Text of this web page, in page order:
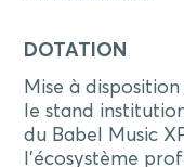
DOTATION
Mise à
le stand
du Babel Music
l’écosystème